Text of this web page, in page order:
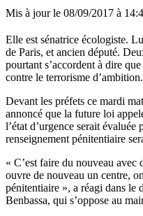
Mis à jour le 08/09/2017 à
Elle est sénatrice écologiste.
de Paris, et ancien député.
pourtant s’accordent à dire
contre le terrorisme d’ambition.
Devant les préfets ce mardi
annoncé que la future loi
l’état d’urgence serait
renseignement pénitentiaire
« C’est faire du nouveau avec
ouvre de nouveau un centre,
pénitentiaire », a réagi dans le
Benbassa, qui s’oppose au